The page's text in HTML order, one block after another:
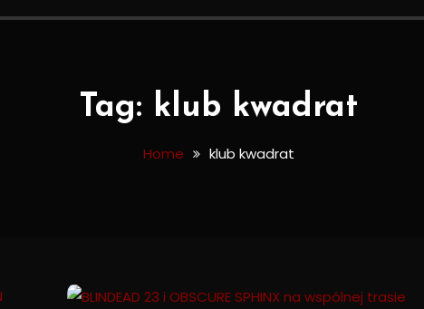
Tag: klub kwadrat
Home klub kwadrat